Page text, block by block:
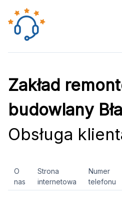
Zakład
budowlany
Obsługa
O
nas
Strona
internetowa
Numer
telefonu